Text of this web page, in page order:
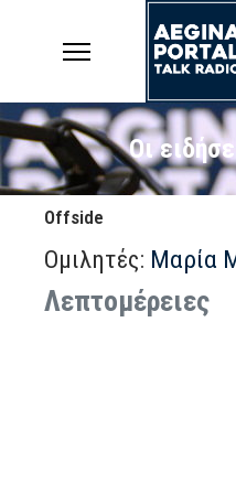
Οι
Offside
Ομιλητές: Μαρία
Λεπτομέρειες